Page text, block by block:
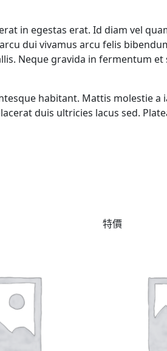
in egestas erat. Id diam vel
dui vivamus arcu felis
Neque gravida in fermentum
habitant. Mattis molestie
duis ultricies lacus sed.
特價